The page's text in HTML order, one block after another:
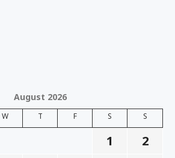
August 2026
W T F S S
1
2